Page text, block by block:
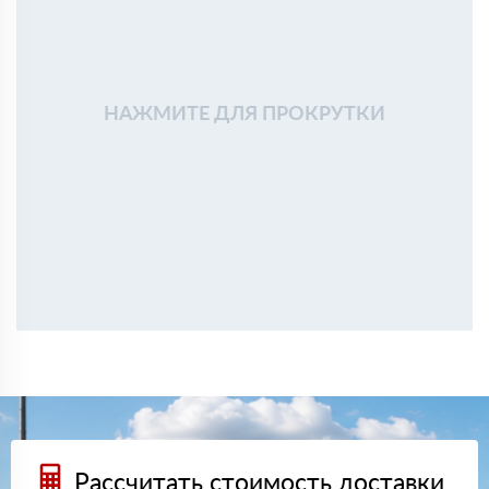
НАЖМИТЕ ДЛЯ ПРОКРУТКИ
Рассчитать стоимость доставки